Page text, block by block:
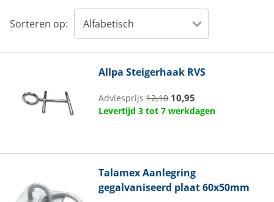
Sorteren op:
Allpa Steigerhaak RVS
Adviesprijs12,10 10,95
Levertijd 3 tot 7 werkdagen
TalamexAanlegring
gegalvaniseerd plaat 60x50mm